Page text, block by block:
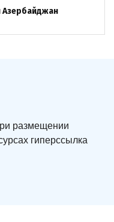
Азербайджан
размещении
гиперссылка